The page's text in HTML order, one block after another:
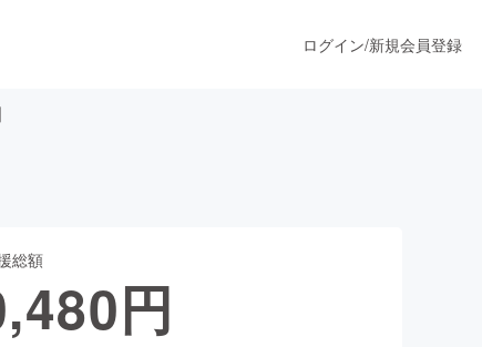
ファッション
ログイン/新規会員登録
総額
円